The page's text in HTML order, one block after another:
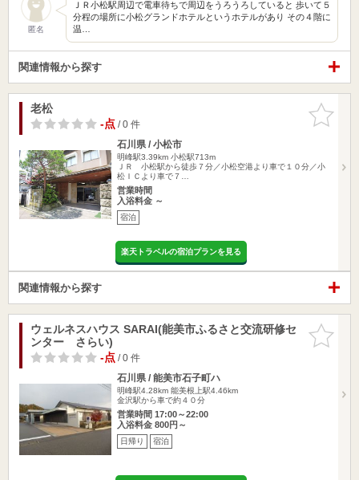
匿名
ＪＲ小松駅周辺で電車待ちで周辺をうろうろしていると 歩いて５
分程の場所に小松グランドホテルというホテルがあり その４階に
温…
関連情報から探す
お気に入
りに追加
老松
-点/ 0 件
石川県 / 小松市
明峰駅3.39km 小松駅713m
ＪＲ 小松駅から徒歩７分／小松空港より車で１０分／小
松ＩＣより車で７…
営業時間
入浴料金 ～
宿泊
楽天トラベルの宿泊プランを見る
関連情報から探す
お気に入
りに追加
ウェルネスハウス SARAI(能美市ふるさと交流研修セ
ンター さらい)
-点/ 0 件
石川県 / 能美市石子町ハ
明峰駅4.28km 能美根上駅4.46km
金沢駅から車で約４０分
営業時間 17:00～22:00
入浴料金 800円～
日帰り 宿泊